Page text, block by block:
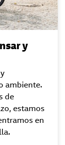
y
ambiente.
de
estamos
en